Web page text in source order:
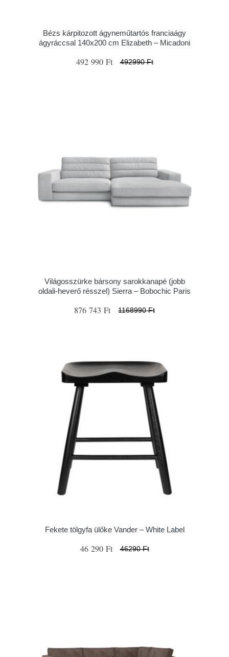
Bézs kárpitozott ágyneműtartós franciaágy
ágyráccsal 140x200 cm Elizabeth – Micadoni
492 990 Ft 492990 Ft
Világosszürke bársony sarokkanapé (jobb
oldali-heverő résszel) Sierra – Bobochic Paris
876 743 Ft 1168990 Ft
Fekete tölgyfa ülőke Vander – White Label
46 290 Ft 46290 Ft